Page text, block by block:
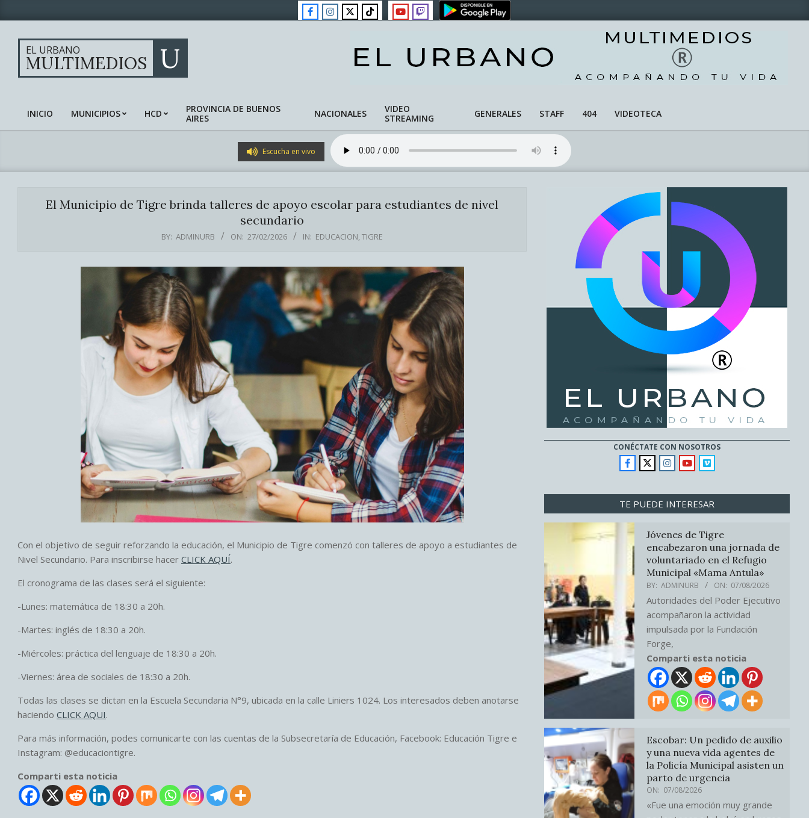
to
content
EL URBANO
MULTIMEDIOS U
Primary
Navigation
INICIO MUNICIPIOS HCD
PROVINCIA DE BUENOS
AIRES
NACIONALES
VIDEO
STREAMING
GENERALES STAFF 404 VIDEOTECA
Escucha en vivo
El Municipio de Tigre brinda talleres de apoyo escolar para estudiantes de nivel
secundario
BY: ADMINURB ON: 27/02/2026 IN: EDUCACION,TIGRE
Con el objetivo de seguir reforzando la educación, el Municipio de Tigre comenzó con talleres de apoyo a estudiantes de
Nivel Secundario. Para inscribirse hacer CLICK AQUÍ.
El cronograma de las clases será el siguiente:
-Lunes: matemática de 18:30 a 20h.
-Martes: inglés de 18:30 a 20h.
-Miércoles: práctica del lenguaje de 18:30 a 20h.
-Viernes: área de sociales de 18:30 a 20h.
Todas las clases se dictan en la Escuela Secundaria N°9, ubicada en la calle Liniers 1024. Los interesados deben anotarse
haciendo CLICK AQUI.
Para más información, podes comunicarte con las cuentas de la Subsecretaría de Educación, Facebook: Educación Tigre e
Instagram: @educaciontigre.
Comparti esta noticia
CONÉCTATE CON NOSOTROS
TE PUEDE INTERESAR
Jóvenes de Tigre
encabezaron una jornada de
voluntariado en el Refugio
Municipal «Mama Antula»
BY: ADMINURB ON: 07/08/2026
Autoridades del Poder Ejecutivo
acompañaron la actividad
impulsada por la Fundación
Forge,
Comparti esta noticia
Escobar: Un pedido de auxilio
y una nueva vida agentes de
la Policía Municipal asisten un
parto de urgencia
ON: 07/08/2026
«Fue una emoción muy grande